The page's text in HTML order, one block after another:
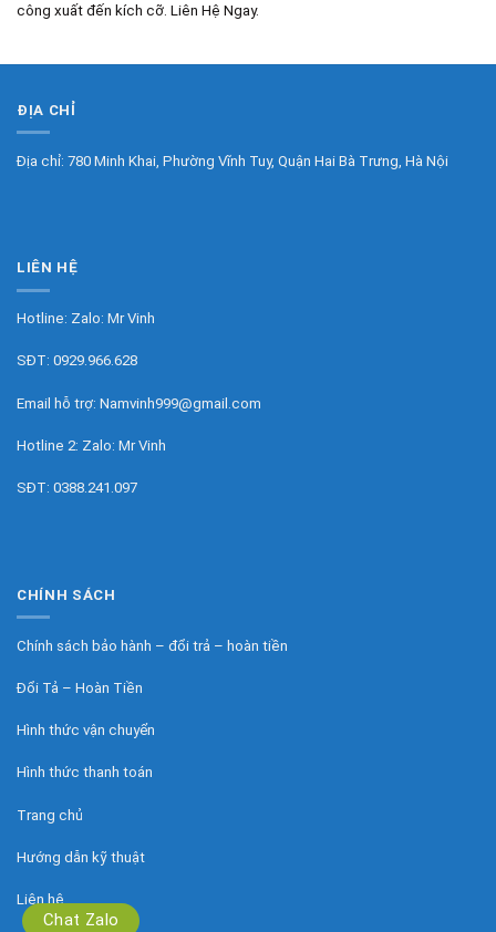
công xuất đến kích cỡ. Liên Hệ Ngay.
Chat Zalo
ĐỊA CHỈ
Địa chỉ: 780 Minh Khai, Phường Vĩnh Tuy, Quận Hai Bà Trưng, Hà Nội
LIÊN HỆ
Hotline: Zalo: Mr Vinh
SĐT: 0929.966.628
Email hỗ trợ: Namvinh999@gmail.com
Hotline 2: Zalo: Mr Vinh
SĐT: 0388.241.097
CHÍNH SÁCH
Chính sách bảo hành – đổi trả – hoàn tiền
Đổi Tả – Hoàn Tiền
Hình thức vận chuyển
Hình thức thanh toán
Trang chủ
Hướng dẫn kỹ thuật
Liên hệ